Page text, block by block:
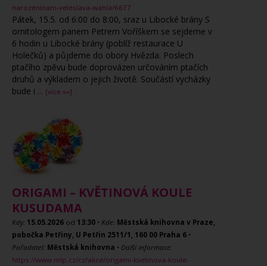
narozeninam-veleslava-wahla/6677
Pátek, 15.5. od 6:00 do 8:00, sraz u Libocké brány S
ornitologem panem Petrem Voříškem se sejdeme v
6 hodin u Libocké brány (poblíž restaurace U
Holečků) a půjdeme do obory Hvězda. Poslech
ptačího zpěvu bude doprovázen určováním ptačích
druhů a výkladem o jejich životě. Součástí vycházky
bude i ... [více »»]
ORIGAMI – KVĚTINOVÁ KOULE
KUSUDAMA
Kdy: 15.05.2026 od 13:30 • Kde: Městská knihovna v Praze,
pobočka Petřiny, U Petřin 2511/1, 160 00 Praha 6 •
Pořadatel: Městská knihovna • Další informace:
https://www.mlp.cz/cz/akce/origami-kvetinova-koule-